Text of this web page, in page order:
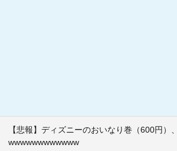
【悲報】ディズニーのおいなり巻（600円）
wwwwwwwwwwww